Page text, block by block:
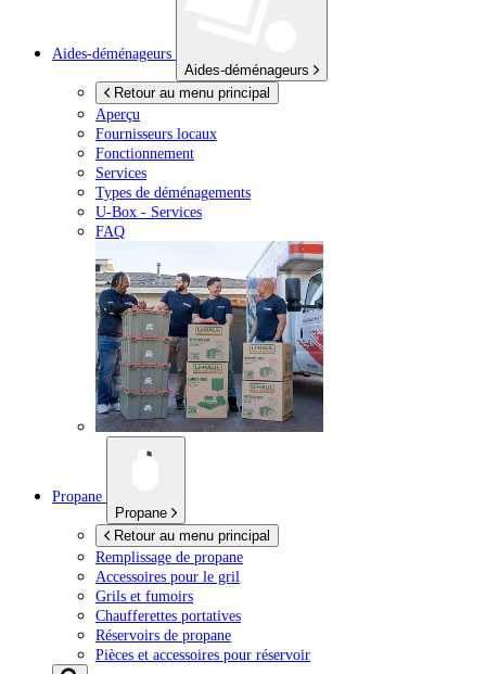
Aides-déménageurs
Aides-déménageurs
Retour au menu principal
Aperçu
Fournisseurs locaux
Fonctionnement
Services
Types de déménagements
U-Box - Services
FAQ
Propane
Propane
Retour au menu principal
Remplissage de propane
Accessoires pour le gril
Grils et fumoirs
Chaufferettes portatives
Réservoirs de propane
Pièces et accessoires pour réservoir